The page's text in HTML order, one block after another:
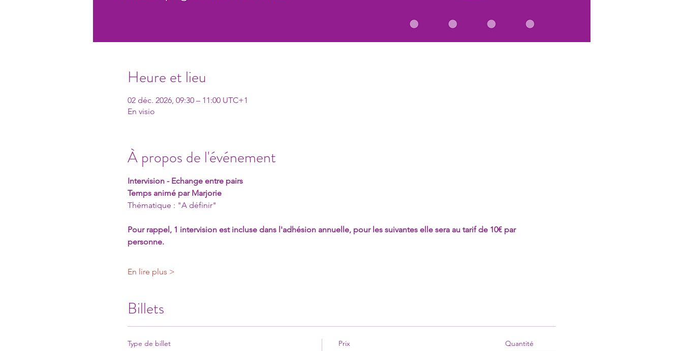
Heure et lieu
02 déc. 2026, 09:30 – 11:00 UTC+1
En visio
À propos de l'événement
Intervision - Echange entre pairs
Temps animé par Marjorie
Thématique : "A définir"
Pour rappel, 1 intervision est incluse dans l'adhésion annuelle, pour les suivantes elle sera au tarif de 10€ par
personne.
En lire plus >
Billets
Type de billet Prix Quantité